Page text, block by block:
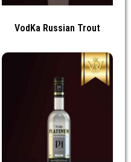
VodKa Russian Trout